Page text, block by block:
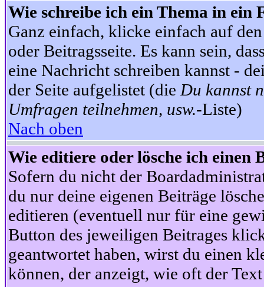
Wie schreibe ich ein Thema in ein
Ganz einfach, klicke einfach auf
oder Beitragsseite. Es kann sein,
eine Nachricht schreiben kannst -
der Seite aufgelistet (die Du kannst
Umfragen teilnehmen, usw.-Liste)
Nach oben
Wie editiere oder lösche ich einen
Sofern du nicht der
du nur deine eigenen Beiträge
editieren (eventuell nur für eine
Button des jeweiligen Beitrages
geantwortet haben, wirst du einen
können, der anzeigt, wie oft der